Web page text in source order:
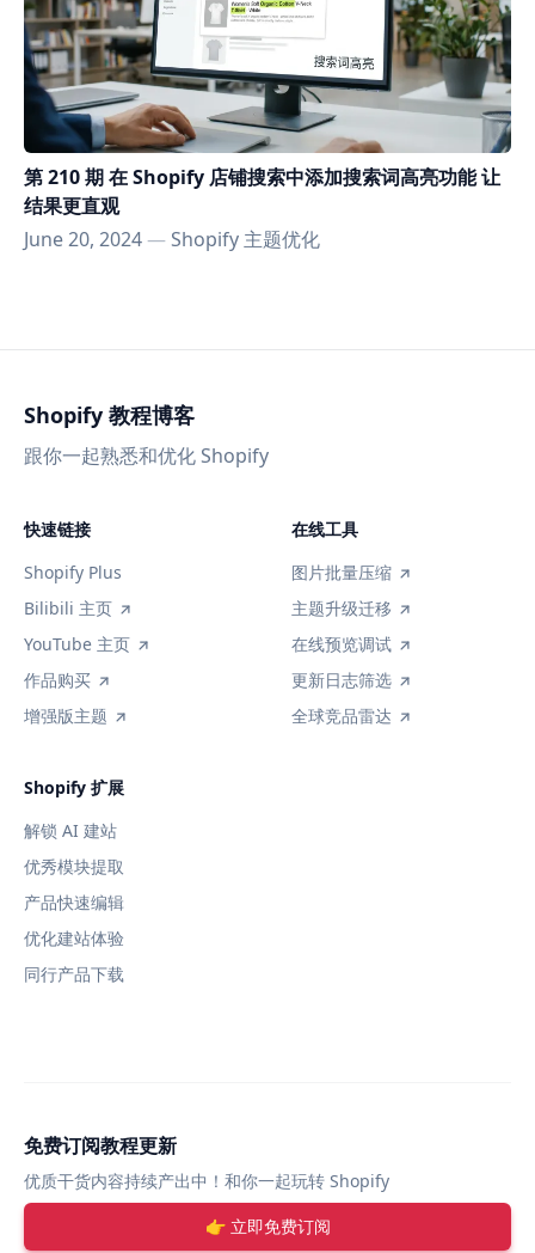
第 210 期 在 Shopify 店铺搜索中添加搜索词高亮功能 让
结果更直观
June 20, 2024—Shopify 主题优化
Shopify 教程博客
跟你一起熟悉和优化 Shopify
快速链接
Shopify Plus
Bilibili 主页
YouTube 主页
作品购买
增强版主题
在线工具
图片批量压缩
主题升级迁移
在线预览调试
更新日志筛选
全球竞品雷达
Shopify 扩展
解锁 AI 建站
优秀模块提取
产品快速编辑
优化建站体验
同行产品下载
免费订阅教程更新
优质干货内容持续产出中！和你一起玩转 Shopify
👉 立即免费订阅